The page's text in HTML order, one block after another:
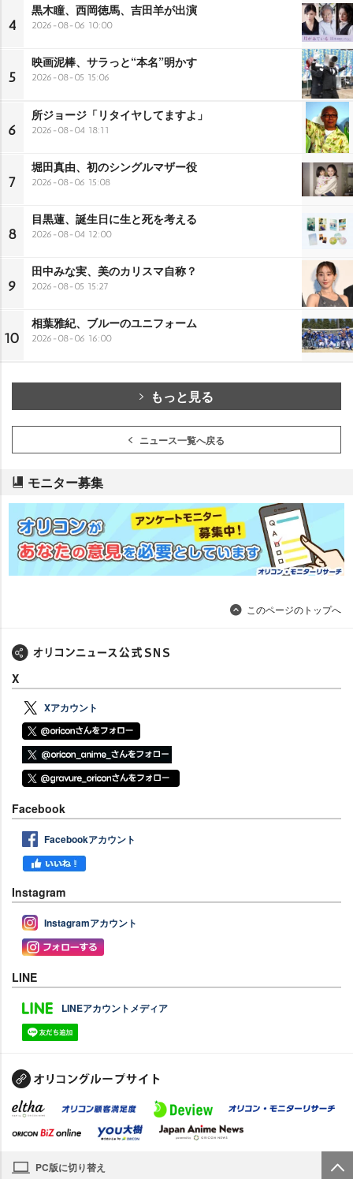
4
黒木瞳、西岡徳馬、吉田羊が出演
2026-08-06 10:00
5
映画泥棒、サラっと“本名”明かす
2026-08-05 15:06
6
所ジョージ「リタイヤしてますよ」
2026-08-04 18:11
7
堀田真由、初のシングルマザー役
2026-08-06 15:08
8
目黒蓮、誕生日に生と死を考える
2026-08-04 12:00
9
田中みな実、美のカリスマ自称？
2026-08-05 15:27
10
相葉雅紀、ブルーのユニフォーム
2026-08-06 16:00
もっと見る
ニュース一覧へ戻る
モニター募集
このページのトップへ
X
Xアカウント
Facebook
Facebookアカウント
Instagram
Instagramアカウント
LINE
LINEアカウントメディア
PC版に切り替え